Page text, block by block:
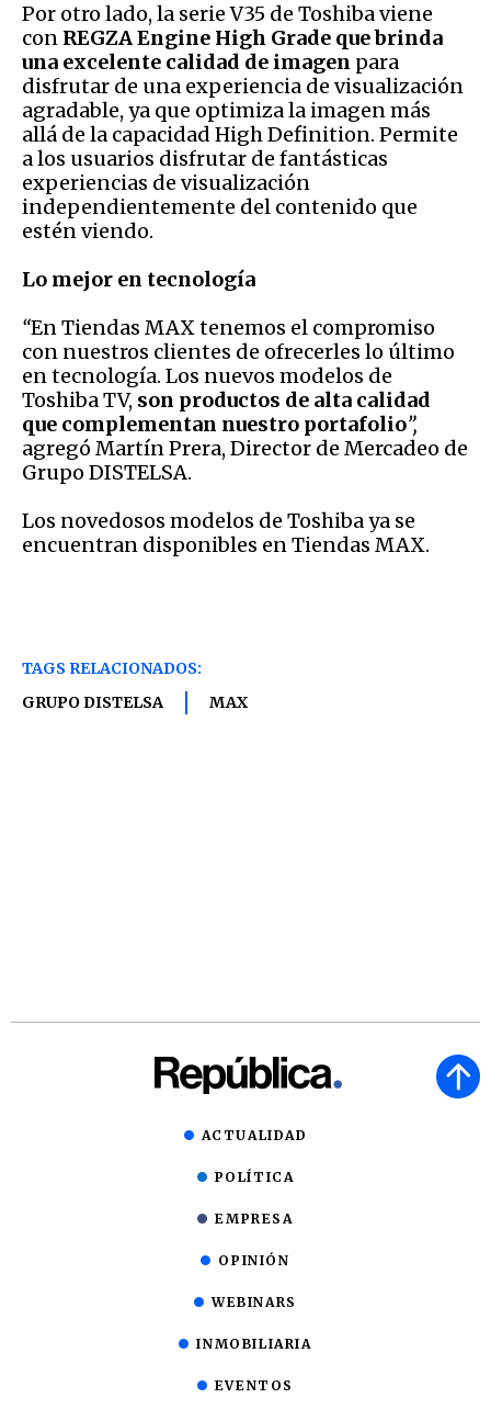
Por otro lado, la serie V35 de Toshiba viene
con REGZA Engine High Grade que brinda
una excelente calidad de imagen para
disfrutar de una experiencia de visualización
agradable, ya que optimiza la imagen más
allá de la capacidad High Definition. Permite
a los usuarios disfrutar de fantásticas
experiencias de visualización
independientemente del contenido que
estén viendo.
Lo mejor en tecnología
“En Tiendas MAX tenemos el compromiso
con nuestros clientes de ofrecerles lo último
en tecnología. Los nuevos modelos de
Toshiba TV, son productos de alta calidad
que complementan nuestro portafolio”,
agregó Martín Prera, Director de Mercadeo de
Grupo DISTELSA.
Los novedosos modelos de Toshiba ya se
encuentran disponibles en Tiendas MAX.
TAGS RELACIONADOS:
GRUPO DISTELSA
MAX
ACTUALIDAD
POLÍTICA
EMPRESA
OPINIÓN
WEBINARS
INMOBILIARIA
EVENTOS